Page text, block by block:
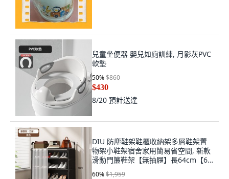
兒童坐便器 嬰兒如廁訓練, 月影灰PVC
軟墊
50%$860
$430
8/20 預計送達
DIU 防塵鞋架鞋櫃收納架多層鞋架置
物架小鞋架宿舍家用簡易省空間, 新款
滑動門簾鞋架【無抽屜】長64cm【6
層】:如圖
60%$1,959